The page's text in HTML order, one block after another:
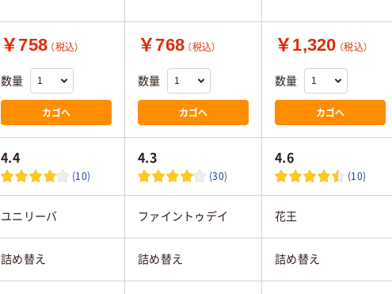
￥758 （税込）
数量
カゴへ
￥768 （税込）
数量
カゴへ
￥1,320 （税込）
数量
カゴへ
4.4
(10)
4.3
(30)
4.6
(10)
ユニリーバ ファイントゥデイ 花王
詰め替え 詰め替え 詰め替え